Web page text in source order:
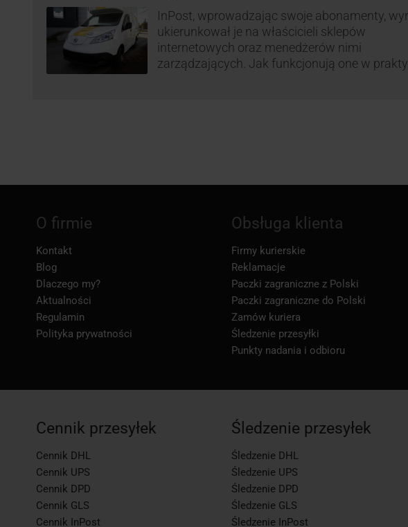
wzbudziło ogromny sprzeciw pracowników …
InPost, wprowadzając swoje abonamenty,
ukierunkował je na właścicieli sklepów
internetowych oraz menedżerów nimi
zarządzających. Jak funkcjonują one w
O firmie
Kontakt
Blog
Dlaczego my?
Aktualności
Regulamin
Polityka prywatności
Obsługa klienta
Firmy kurierskie
Reklamacje
Paczki zagraniczne z Polski
Paczki zagraniczne do Polski
Zamów kuriera
Śledzenie przesyłki
Punkty nadania i odbioru
Cennik przesyłek
Cennik DHL
Cennik UPS
Cennik DPD
Cennik GLS
Cennik InPost
Śledzenie przesyłek
Śledzenie DHL
Śledzenie UPS
Śledzenie DPD
Śledzenie GLS
Śledzenie InPost